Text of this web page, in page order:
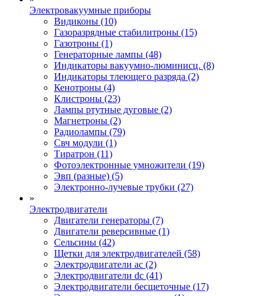
Электровакуумные приборы
Видиконы (10)
Газоразрядные стабилитроны (15)
Газотроны (1)
Генераторные лампы (48)
Индикаторы вакуумно-люминисц. (8)
Индикаторы тлеющего разряда (2)
Кенотроны (4)
Клистроны (23)
Лампы ртутные дуговые (2)
Магнетроны (2)
Радиолампы (79)
Свч модули (1)
Тиратрон (11)
Фотоэлектронные умножители (19)
Эвп (разные) (5)
Электронно-лучевые трубки (27)
»
Электродвигатели
Двигатели генераторы (7)
Двигатели реверсивные (1)
Сельсины (42)
Щетки для электродвигателей (58)
Электродвигатели ac (2)
Электродвигатели dc (41)
Электродвигатели бесщеточные (17)